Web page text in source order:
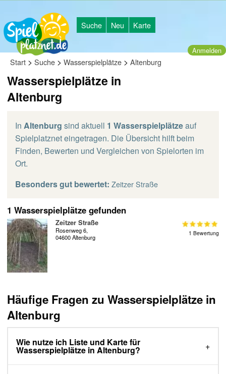
Suche Neu Karte
Anmelden
Start > Suche > Wasserspielplätze > Altenburg
Wasserspielplätze in
Altenburg
In Altenburg sind aktuell 1 Wasserspielplätzeauf
Spielplatznet eingetragen. Die Übersicht hilft beim
Finden, Bewerten und Vergleichen von Spielorten im
Ort.
Besonders gut bewertet: Zeitzer Straße
1 Wasserspielplätze gefunden
Zeitzer Straße
Rosenweg 6,
04600 Altenburg
1 Bewertung
Häufige Fragen zu Wasserspielplätze in
Altenburg
Wie nutze ich Liste und Karte für
Wasserspielplätze in Altenburg?